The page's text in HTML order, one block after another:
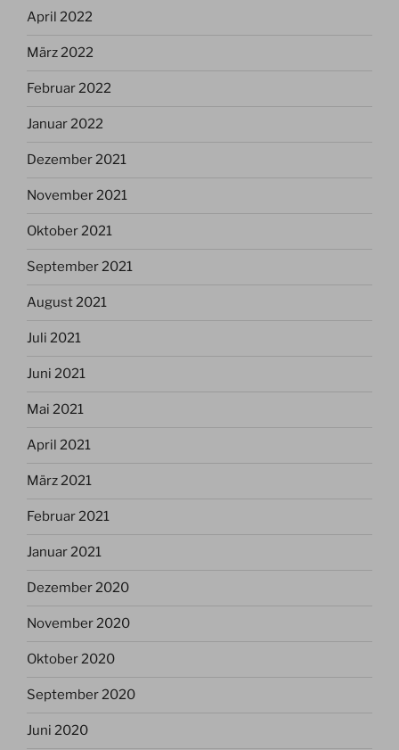
April 2022
März 2022
Februar 2022
Januar 2022
Dezember 2021
November 2021
Oktober 2021
September 2021
August 2021
Juli 2021
Juni 2021
Mai 2021
April 2021
März 2021
Februar 2021
Januar 2021
Dezember 2020
November 2020
Oktober 2020
September 2020
Juni 2020